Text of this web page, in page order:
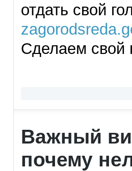
отдать свой
Сделаем свой
Важный
почему